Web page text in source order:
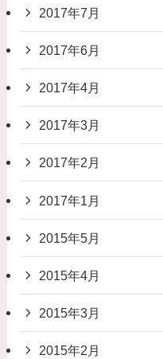
2017年7月
2017年6月
2017年4月
2017年3月
2017年2月
2017年1月
2015年5月
2015年4月
2015年3月
2015年2月